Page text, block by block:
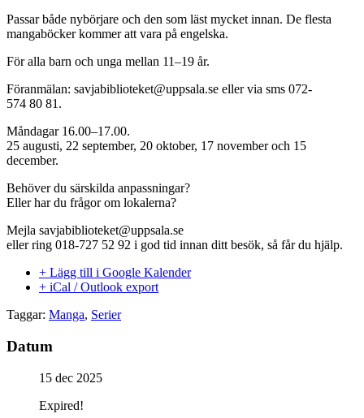
Passar både nybörjare och den som läst mycket innan. De flesta
mangaböcker kommer att vara på engelska.
För alla barn och unga mellan 11–19 år.
Föranmälan: savjabiblioteket@uppsala.se eller via sms 072-
574 80 81.
Måndagar 16.00–17.00.
25 augusti, 22 september, 20 oktober, 17 november och 15
december.
Behöver du särskilda anpassningar?
Eller har du frågor om lokalerna?
Mejla savjabiblioteket@uppsala.se
eller ring 018-727 52 92 i god tid innan ditt besök, så får du hjälp.
+ Lägg till i Google Kalender
+ iCal / Outlook export
Taggar: Manga, Serier
Datum
15 dec 2025
Expired!